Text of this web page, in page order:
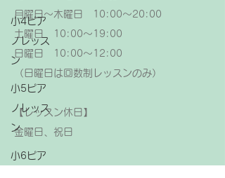
小4ピア
ノレッス
ン
小5ピア
ノレッス
ン
小6ピア
月曜日～木曜日 10:00～20:00
土曜日 10:00～19:00
日曜日 10:00～12:00
（日曜日は回数制レッスンのみ）
【レッスン休日】
金曜日、祝日